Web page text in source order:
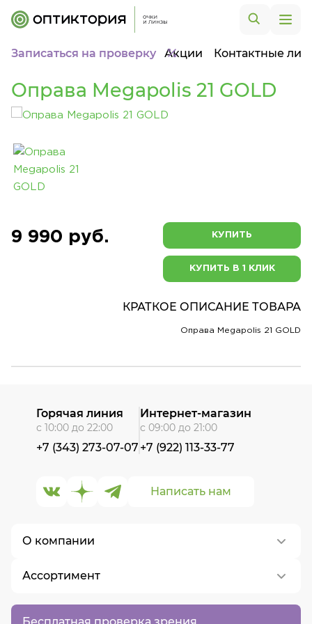
Записаться на проверку Акции Контактные
Оправа Megapolis 21 GOLD
9 990 руб. КУПИТЬ
КУПИТЬ В 1 КЛИК
КРАТКОЕ ОПИСАНИЕ ТОВАРА
Оправа Megapolis 21 GOLD
Бесплатная проверка зрения
О компании
О нас
Контакты
Ассортимент
Написать нам
Горячая линия
с 10:00 до 22:00
+7 (343) 273-07-07
Интернет-магазин
с 09:00 до 21:00
+7 (922) 113-33-77